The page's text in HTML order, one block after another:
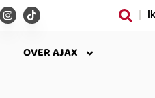
OVER AJAX